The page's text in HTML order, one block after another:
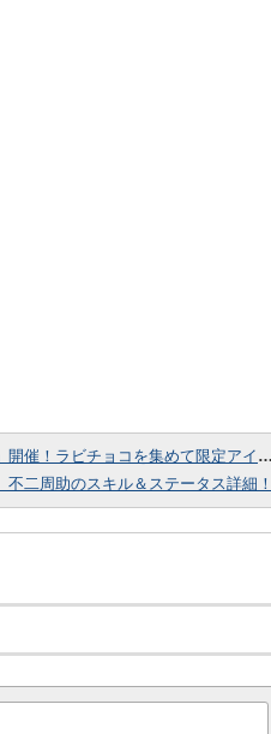
チョコを集めて限定アイテムと交換しよう！
二周助のスキル＆ステータス詳細！